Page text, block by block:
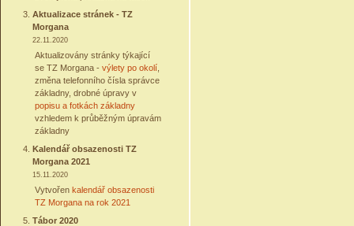
Aktualizace stránek - TZ
Morgana
22.11.2020
Aktualizovány stránky týkající
se TZ Morgana - výlety po okolí
změna telefonního čísla správce
základny, drobné úpravy v
popisu a fotkách základny
vzhledem k průběžným úpravám
základny
Kalendář obsazenosti TZ
Morgana 2021
15.11.2020
Vytvořen kalendář obsazenosti
TZ Morgana na rok 2021
Tábor 2020